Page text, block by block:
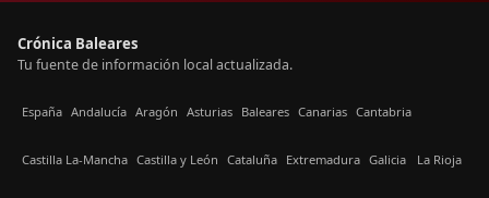
Crónica Baleares
Tu fuente de información local actualizada.
España Andalucía Aragón Asturias Baleares Canarias Cantabria
Castilla La-Mancha Castilla y León Cataluña Extremadura Galicia La Rioja